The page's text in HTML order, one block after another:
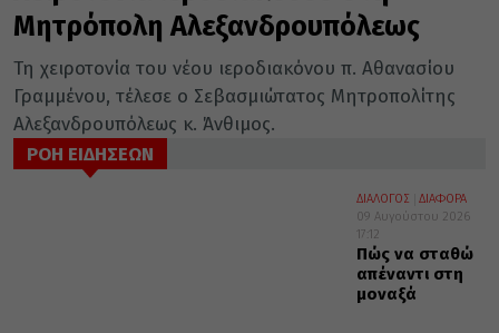
Μητρόπολη Αλεξανδρουπόλεως
Τη χειροτονία του νέου ιεροδιακόνου π. Αθανασίου
Γραμμένου, τέλεσε ο Σεβασμιώτατος Μητροπολίτης
Αλεξανδρουπόλεως κ. Άνθιμος.
ΡΟΗ ΕΙΔΗΣΕΩΝ
ΔΙΑΛΟΓΟΣ
ΔΙΑΦΟΡΑ
09 Αυγούστου 2026
17:12
Πώς να σταθώ
απέναντι στη
μοναξά